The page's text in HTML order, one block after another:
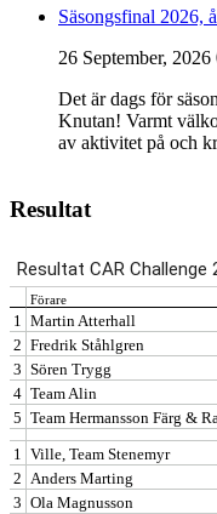
Säsongsfinal 2026,
26 September, 2026
Det är dags för
Knutan! Varmt
av aktivitet på och
Resultat